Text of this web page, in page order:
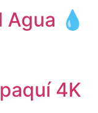
Agua 💧
4K